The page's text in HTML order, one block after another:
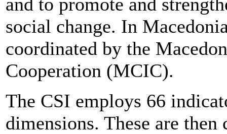
social change. In
coordinated by the
Cooperation (MCIC).
The CSI employs 66
dimensions. These are